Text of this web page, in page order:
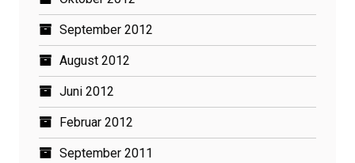
September 2012
August 2012
Juni 2012
Februar 2012
September 2011